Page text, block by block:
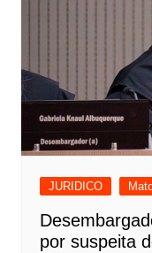
JURIDICO
por suspeita